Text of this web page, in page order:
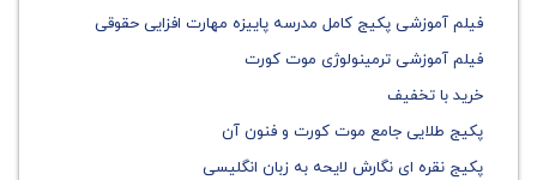
فیلم آموزشی پکیج کامل مدرسه پاییزه مهارت افزایی حقوقی
فیلم آموزشی ترمینولوژی موت کورت
خرید با تخفیف
پکیج طلایی جامع موت کورت و فنون آن
پکیج نقره ای نگارش لایحه به زبان انگلیسی